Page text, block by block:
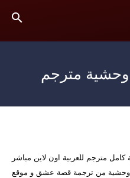
مترجم
مترجم للعربية اون لاين مباشر
من ترجمة قصة عشق و موقع